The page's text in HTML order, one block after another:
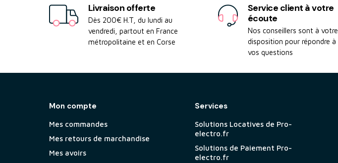
Livraison offerte
Dès 200€ H.T, du lundi au
vendredi, partout en France
métropolitaine et en Corse
Service client à votre
écoute
Nos conseillers sont à votre
disposition pour répondre à
vos questions
Mon compte
Mes commandes
Mes retours de marchandise
Mes avoirs
Services
Solutions Locatives de Pro-
electro.fr
Solutions de Paiement Pro-
electro.fr